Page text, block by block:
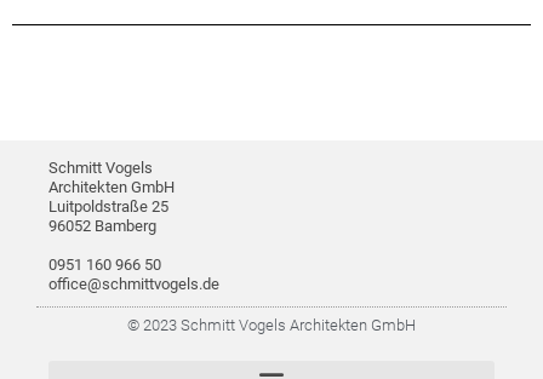
Schmitt Vogels
Architekten GmbH
Luitpoldstraße 25
96052 Bamberg
0951 160 966 50
office@schmittvogels.de
© 2023 Schmitt Vogels Architekten GmbH